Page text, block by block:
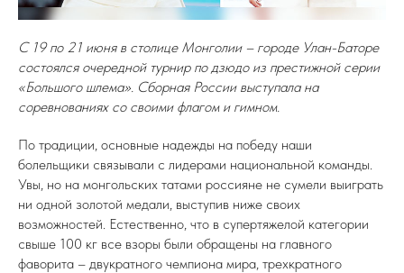
С 19 по 21 июня в столице Монголии – городе Улан-Баторе
состоялся очередной турнир по дзюдо из престижной серии
«Большого шлема». Сборная России выступала на
соревнованиях со своими флагом и гимном.
По традиции, основные надежды на победу наши
болельщики связывали с лидерами национальной команды.
Увы, но на монгольских татами россияне не сумели выиграть
ни одной золотой медали, выступив ниже своих
возможностей. Естественно, что в супертяжелой категории
свыше 100 кг все взоры были обращены на главного
фаворита – двукратного чемпиона мира, трехкратного